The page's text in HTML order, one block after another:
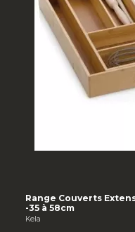
Range Couverts
-35 à 58cm
Kela